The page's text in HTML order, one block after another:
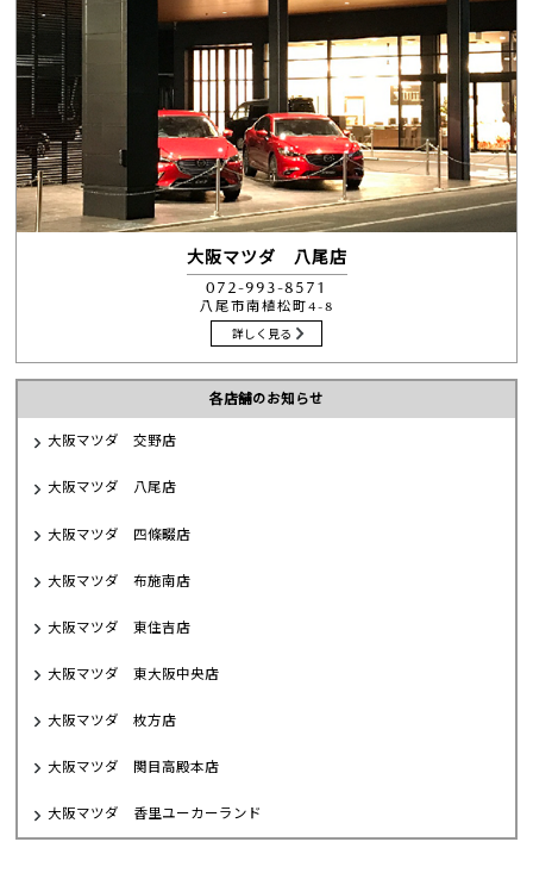
大阪マツダ 八尾店
072-993-8571
八尾市南植松町4-8
詳しく見る
各店舗のお知らせ
大阪マツダ 交野店
大阪マツダ 八尾店
大阪マツダ 四條畷店
大阪マツダ 布施南店
大阪マツダ 東住吉店
大阪マツダ 東大阪中央店
大阪マツダ 枚方店
大阪マツダ 関目高殿本店
大阪マツダ 香里ユーカーランド